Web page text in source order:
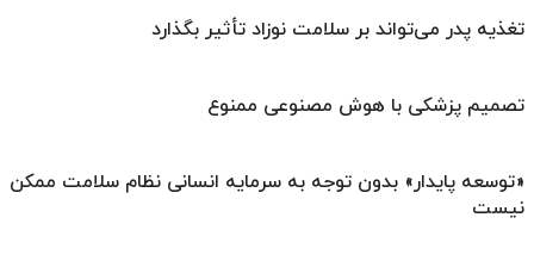
تغذیه پدر می‌تواند بر سلامت نوزاد تأثیر بگذارد
تصمیم پزشکی با هوش مصنوعی ممنوع
«توسعه پایدار» بدون توجه به سرمایه انسانی نظام سلامت ممکن
نیست